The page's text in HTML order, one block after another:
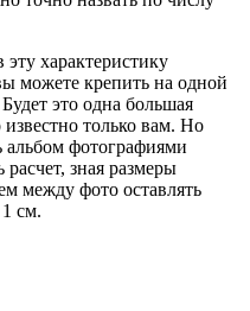
характеристику
можете крепить на одной
это одна большая
только вам. Но
альбом фотографиями
зная размеры
между фото оставлять
см.